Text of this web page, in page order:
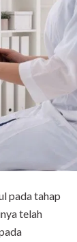
pada tahap
telah